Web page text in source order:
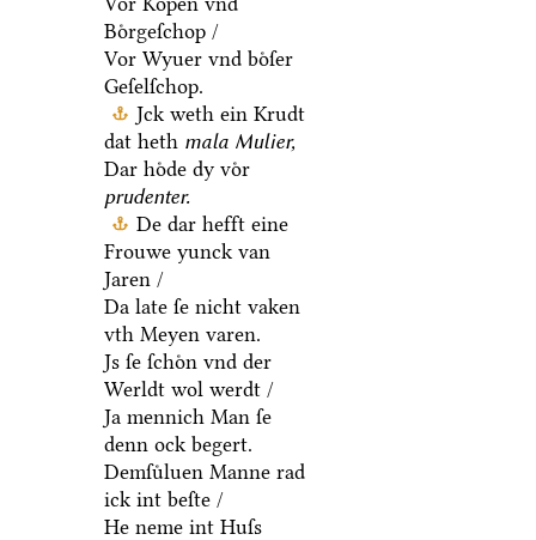
Boͤrgeſchop /
Vor Wyuer vnd boͤſer
Geſelſchop.
Jck weth ein Krudt
dat heth mala Mulier,
Dar hoͤde dy voͤr
prudenter.
De dar hefft eine
Frouwe yunck van
Jaren /
Da late ſe nicht vaken
vth Meyen varen.
Js ſe ſchoͤn vnd der
Werldt wol werdt /
Ja mennich Man ſe
denn ock begert.
Demſuͤluen Manne rad
ick int beſte /
He neme int Huſs